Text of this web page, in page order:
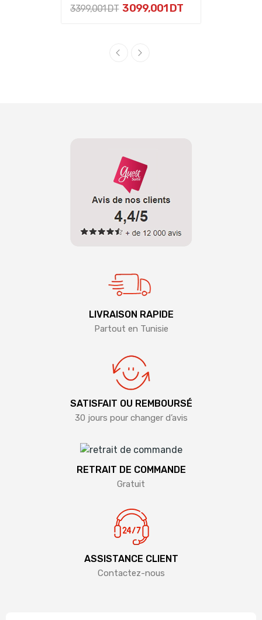
3 399,001 DT 3 099,001 DT
LIVRAISON RAPIDE
Partout en Tunisie
SATISFAIT OU REMBOURSÉ
30 jours pour changer d’avis
RETRAIT DE COMMANDE
Gratuit
ASSISTANCE CLIENT
Contactez-nous